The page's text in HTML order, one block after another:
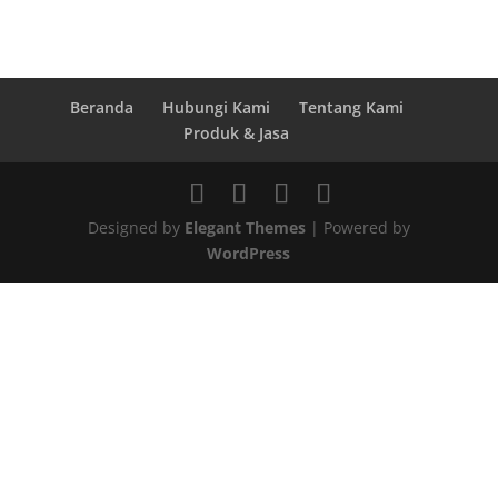
Beranda Hubungi Kami
Tentang Kami
Produk & Jasa
Designed by Elegant Themes| Powered by
WordPress